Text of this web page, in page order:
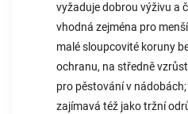
vyžaduje dobrou výživu a
vhodná zejména pro
malé sloupcovité koruny
ochranu, na středně
pro pěstování v
zajímavá též jako tržní